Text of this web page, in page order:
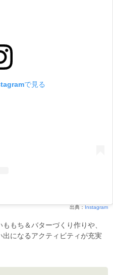
で見る
出典： Instagram
もち＆バターづくり作りや、
になるアクティビティが充実